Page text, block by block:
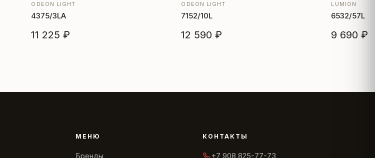
ODEON LIGHT
4375/3LA
11 225 ₽
ODEON LIGHT
7152/10L
12 590 ₽
LUMION
6532/57L
9 690 ₽
МЕНЮ
Бренды
КОНТАКТЫ
+7 908 825-77-73